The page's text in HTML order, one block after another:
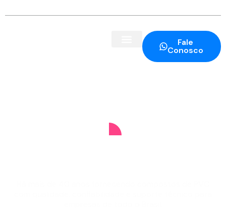
Fale
Conosco
COMPOSTO